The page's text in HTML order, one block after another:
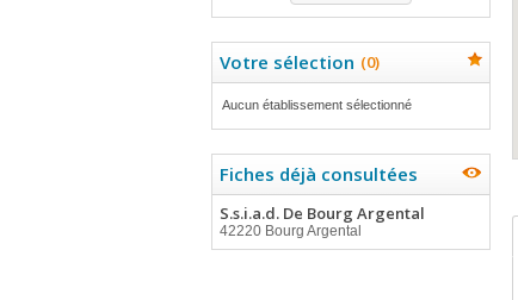
Votre sélection (0)
Aucun établissement sélectionné
Fiches déjà consultées
S.s.i.a.d. De Bourg Argental
42220 Bourg Argental